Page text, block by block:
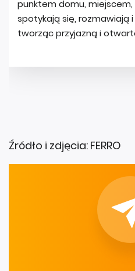
Źródło i zdjęcia: FERRO